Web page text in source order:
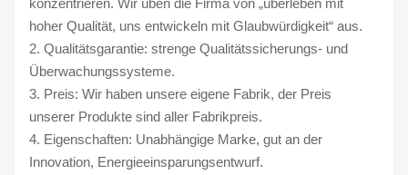
hoher Qualität, uns entwickeln mit Glaubwürdigkeit“ aus.
2. Qualitätsgarantie: strenge Qualitätssicherungs- und
Überwachungssysteme.
3. Preis: Wir haben unsere eigene Fabrik, der Preis
unserer Produkte sind aller Fabrikpreis.
4. Eigenschaften: Unabhängige Marke, gut an der
Innovation, Energieeinsparungsentwurf.